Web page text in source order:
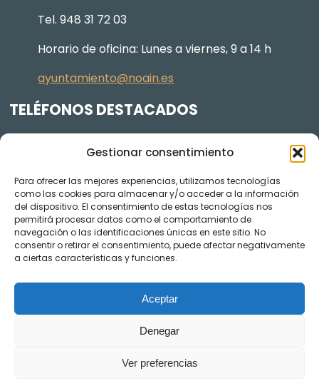
Gestionar consentimiento
Para ofrecer las mejores experiencias, utilizamos tecnologías
como las cookies para almacenar y/o acceder a la información
del dispositivo. El consentimiento de estas tecnologías nos
permitirá procesar datos como el comportamiento de
navegación o las identificaciones únicas en este sitio. No
consentir o retirar el consentimiento, puede afectar negativamente
a ciertas características y funciones.
Aceptar
Denegar
Ver preferencias
Tel. 948 31 72 03
Horario de oficina: Lunes a viernes, 9 a 14 h
ayuntamiento@noain.es
TELÉFONOS DESTACADOS
605 834 045
948 368 156
Jardinería y Agenda Local 2030
948 074 848
TRANSPARENCIA
Videos de los plenos en YouTube